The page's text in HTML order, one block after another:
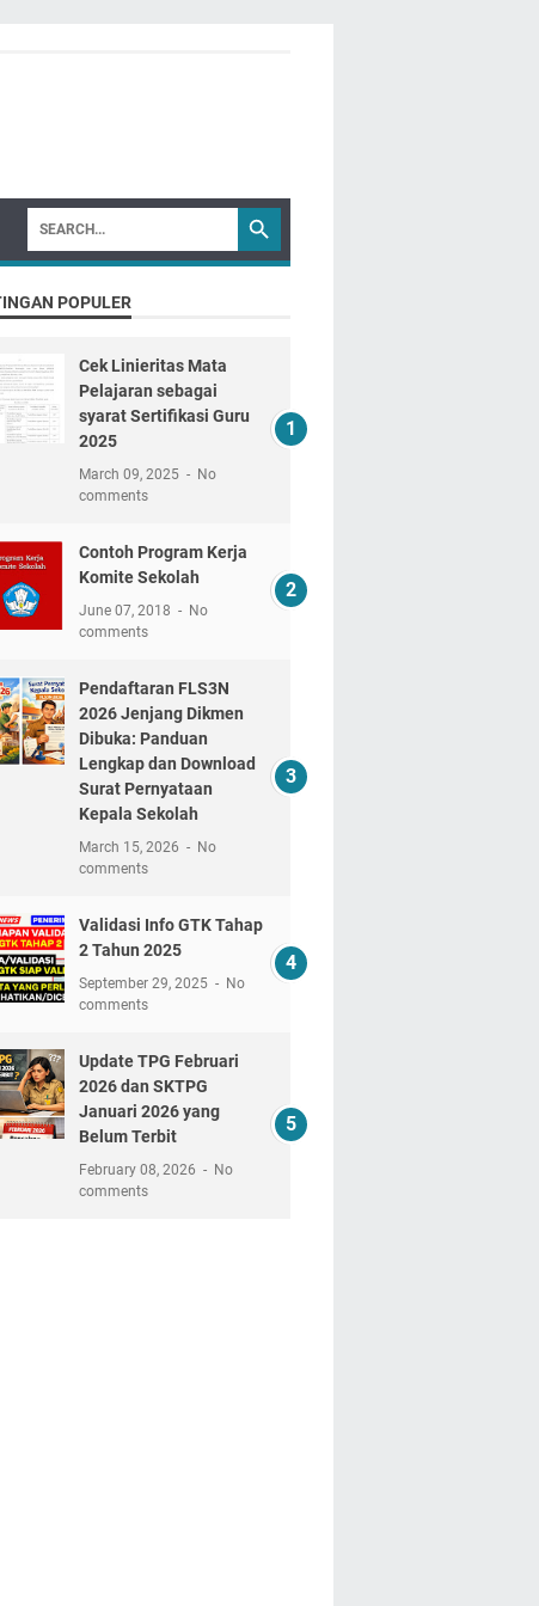
POPULER
Cek Linieritas Mata
Pelajaran sebagai
syarat Sertifikasi Guru
2025
March 09, 2025
No
comments
Contoh Program Kerja
Komite Sekolah
June 07, 2018
No
comments
Pendaftaran FLS3N
2026 Jenjang Dikmen
Dibuka: Panduan
Lengkap dan Download
Surat Pernyataan
Kepala Sekolah
March 15, 2026
No
comments
Validasi Info GTK Tahap
2 Tahun 2025
September 29, 2025
No
comments
Update TPG Februari
2026 dan SKTPG
Januari 2026 yang
Belum Terbit
February 08, 2026
No
comments